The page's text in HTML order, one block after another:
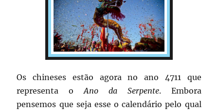
Os chineses estão agora no ano 4711 que
representa oAno da Serpente. Embora
pensemos que seja esse o calendário pelo qual